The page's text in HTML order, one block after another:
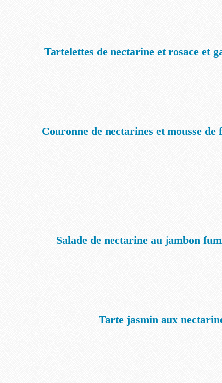
Tartelettes de nectarine et rosace et
Couronne de nectarines et mousse de
Salade de nectarine au jambon
Tarte jasmin aux